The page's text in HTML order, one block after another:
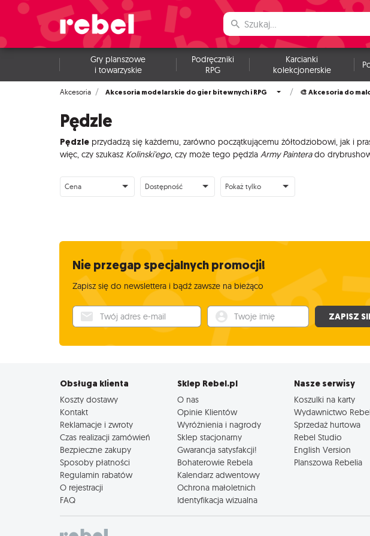
Gry planszowe
i towarzyskie
Podręczniki
RPG
Karcianki
kolekcjonerskie
Akcesoria Akcesoria modelarskie do gier bitewnych i RPG 🎨 Akcesoria do
Pędzle
Pędzle przydadzą się każdemu, zarówno początkującemu żółtodziobowi, jak i
więc, czy szukasz Kolinski'ego, czy może tego pędzla Army Painterado
Cena Dostępność Pokaż tylko
Nie przegap specjalnych promocji!
Zapisz się do newslettera i bądź zawsze na bieżąco
Twój adres e-mail Twoje imię ZAPISZ
Obsługa klienta
Koszty dostawy
Kontakt
Reklamacje i zwroty
Czas realizacji zamówień
Bezpieczne zakupy
Sposoby płatności
Regulamin rabatów
O rejestracji
FAQ
Sklep Rebel.pl
O nas
Opinie Klientów
Wyróżnienia i nagrody
Sklep stacjonarny
Gwarancja satysfakcji!
Bohaterowie Rebela
Kalendarz adwentowy
Ochrona małoletnich
Identyfikacja wizualna
Nasze serwisy
Koszulki na karty
Wydawnictwo Rebel
Sprzedaż hurtowa
Rebel Studio
English Version
Planszowa Rebelia